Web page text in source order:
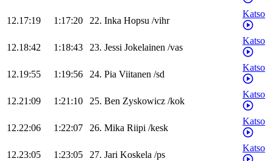
12.17:19 1:17:20 22. Inka Hopsu /vihr
Katso
12.18:42 1:18:43 23. Jessi Jokelainen /vas
Katso
12.19:55 1:19:56 24. Pia Viitanen /sd
Katso
12.21:09 1:21:10 25. Ben Zyskowicz /kok
Katso
12.22:06 1:22:07 26. Mika Riipi /kesk
Katso
12.23:05 1:23:05 27. Jari Koskela /ps
Katso